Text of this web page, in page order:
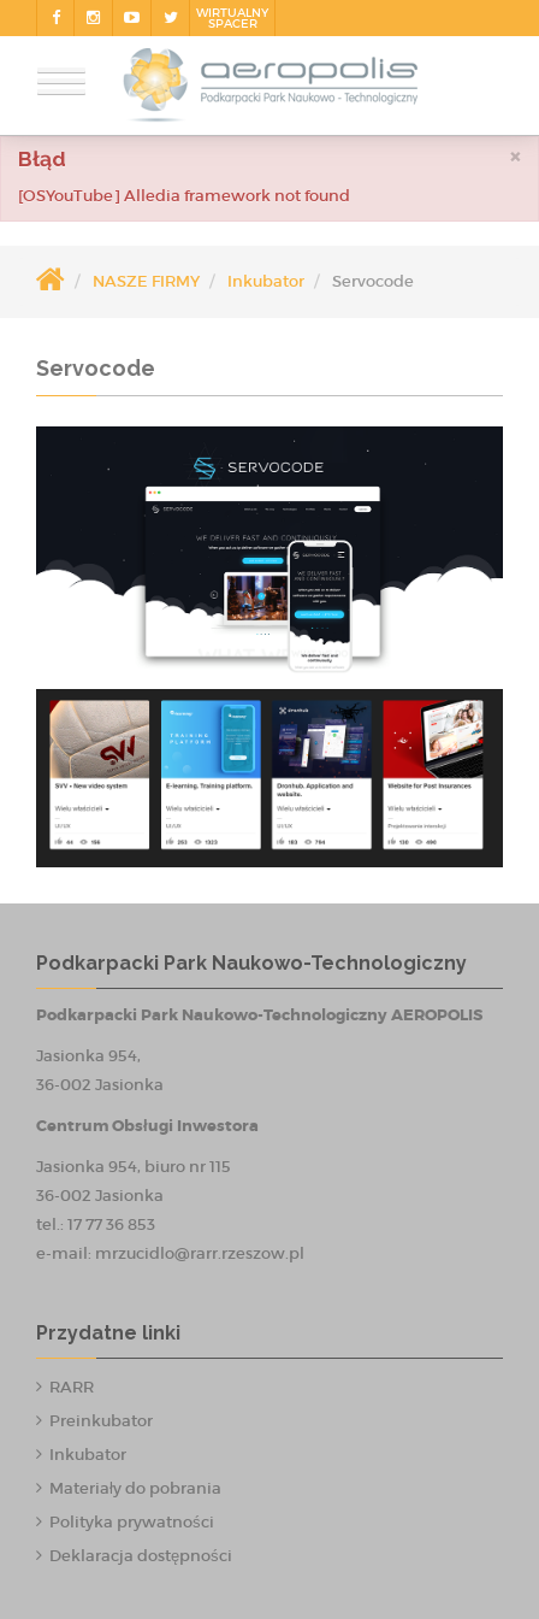
WIRTUALNY
SPACER
×
Błąd
[OSYouTube] Alledia framework not found
NASZE FIRMY Inkubator Servocode
Servocode
Podkarpacki Park Naukowo-Technologiczny
Podkarpacki Park Naukowo-Technologiczny AEROPOLIS
Jasionka 954,
36-002 Jasionka
Centrum Obsługi Inwestora
Jasionka 954, biuro nr 115
36-002 Jasionka
tel.: 17 77 36 853
e-mail: mrzucidlo@rarr.rzeszow.pl
Przydatne linki
RARR
Preinkubator
Inkubator
Materiały do pobrania
Polityka prywatności
Deklaracja dostępności